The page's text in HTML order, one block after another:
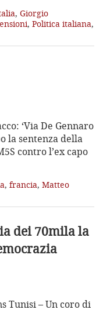
, Giorgio
, Politica italiana,
‘Via De Gennaro
la sentenza della
contro l’ex capo
, francia, Matteo
dei 70milala
Tunisi – Un coro di